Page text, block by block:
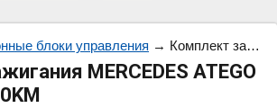
блоки управления → Комплект зажигания MERCEDES ATEGO OM906LA 280KM
MERCEDES ATEGO